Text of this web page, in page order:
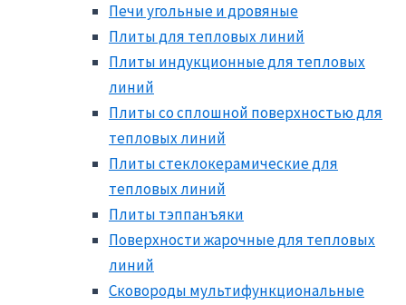
Печи угольные и дровяные
Плиты для тепловых линий
Плиты индукционные для тепловых
линий
Плиты со сплошной поверхностью для
тепловых линий
Плиты стеклокерамические для
тепловых линий
Плиты тэппанъяки
Поверхности жарочные для тепловых
линий
Сковороды мультифункциональные